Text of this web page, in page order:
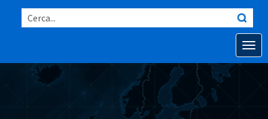
Cerca...
Open
Home